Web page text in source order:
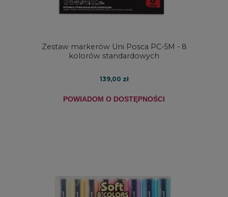
Zestaw markerów Uni Posca PC-5M - 8
kolorów standardowych
139,00 zł
POWIADOM O DOSTĘPNOŚCI